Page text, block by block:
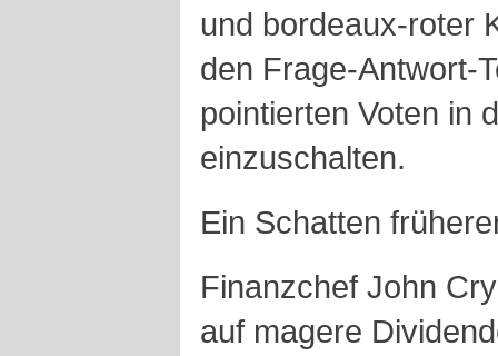
und bordeaux-roter
den Frage-Antwort-
pointierten Voten in
einzuschalten.
Ein Schatten
Finanzchef John
auf magere